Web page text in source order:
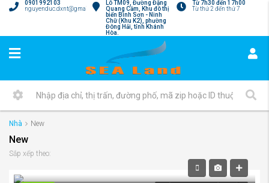
Từ 7h30 đến 17h00
Từ thứ 2 đến thứ 7
Lô TM09, Đường Đặng
Quang Cầm, Khu đô thị
biển Bình Sơn - Ninh
Chữ (Khu K2), phường
Đông Hải, tỉnh Khánh
Hòa.
0901992103
nguyenduc.dxnt@gmail.com
Nhà New
New
Sắp xếp theo: